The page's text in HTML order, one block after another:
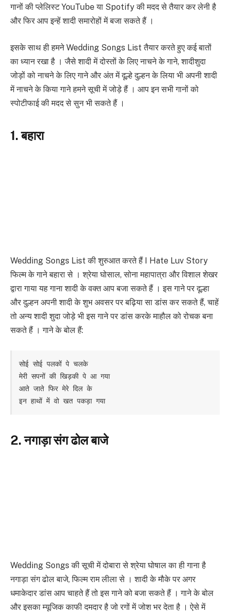
गानों की प्लेलिस्ट YouTube या Spotify की मदद से तैयार कर लेनी है
और फिर आप इन्हें शादी समारोहों में बजा सकते हैं ।
इसके साथ ही हमने Wedding Songs List तैयार करते हुए कई बातों
का ध्यान रखा है । जैसे शादी में दोस्तों के लिए नाचने के गाने, शादीशुदा
जोड़ों को नाचने के लिए गाने और अंत में दूल्हे दुल्हन के लिया भी अपनी शादी
में नाचने के किया गाने हमने सूची में जोड़े हैं । आप इन सभी गानों को
स्पोटीफाई की मदद से सुन भी सकते हैं ।
1. बहारा
Wedding Songs List की शुरुआत करते हैं I Hate Luv Story
फिल्म के गाने बहारा से । श्रेया घोसाल, सोना महापात्रा और विशाल शेखर
द्वारा गाया यह गाना शादी के वक्त आप बजा सकते हैं । इस गाने पर दूल्हा
और दुल्हन अपनी शादी के शुभ अवसर पर बढ़िया सा डांस कर सकते हैं, चाहें
तो अन्य शादी शुदा जोड़े भी इस गाने पर डांस करके माहौल को रोचक बना
सकते हैं । गाने के बोल हैं:
सोई सोई पलकों पे चलके
मेरी सपनों की खिड़की पे आ गया
आते जाते फिर मेरे दिल के
इन हाथों में वो खत पकड़ा गया
2. नगाड़ा संग ढोल बाजे
Wedding Songs की सूची में दोबारा से श्रेया घोषाल का ही गाना है
नगाड़ा संग ढोल बाजे, फिल्म राम लीला से । शादी के मौके पर अगर
धमाकेदार डांस आप चाहते हैं तो इस गाने को बजा सकते हैं । गाने के बोल
और इसका म्यूजिक काफी दमदार है जो रगों में जोश भर देता है । ऐसे में